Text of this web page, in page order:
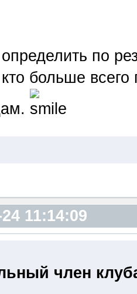
по
больше
11:14:09
член